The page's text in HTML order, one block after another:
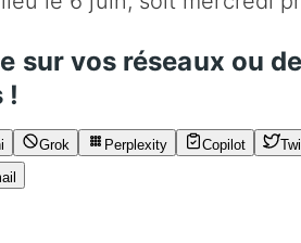
sur vos réseaux ou
!
Grok Perplexity Copilot